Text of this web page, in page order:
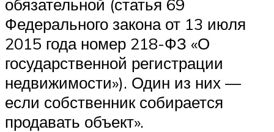
обязательной (статья 69
Федерального закона от 13 июля
2015 года номер 218-ФЗ «О
государственной регистрации
недвижимости»). Один из них —
если собственник собирается
продавать объект».